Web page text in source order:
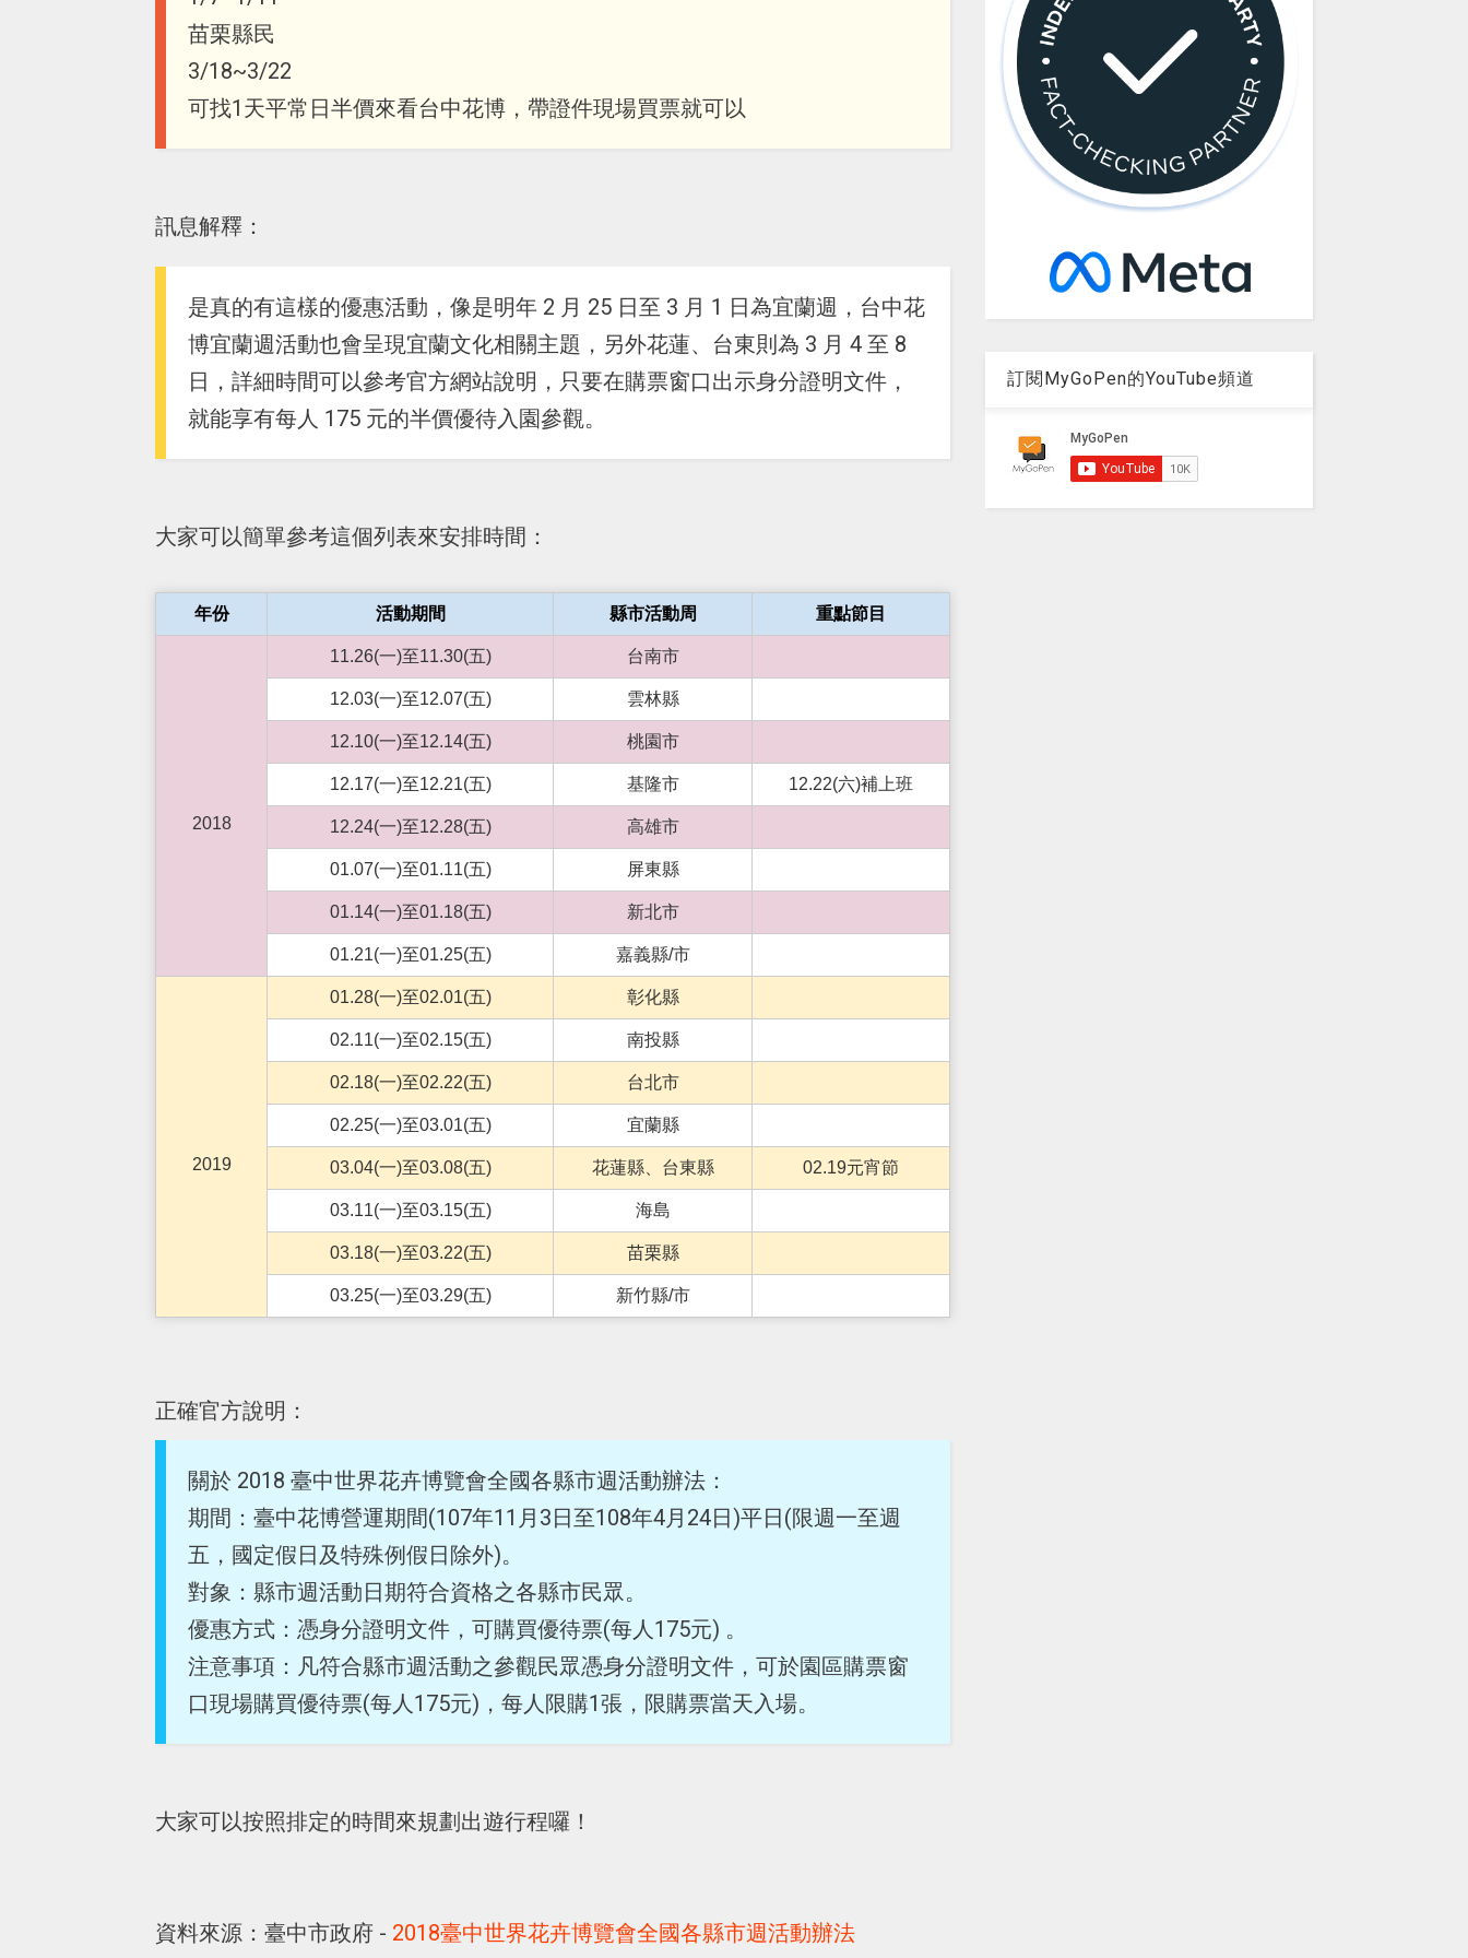
苗栗縣民
3/18~3/22
可找1天平常日半價來看台中花博，帶證件現場買票就可以
訊息解釋：
是真的有這樣的優惠活動，像是明年 2 月 25 日至 3 月 1 日為宜蘭週，台中花
博宜蘭週活動也會呈現宜蘭文化相關主題，另外花蓮、台東則為 3 月 4 至 8
日，詳細時間可以參考官方網站說明，只要在購票窗口出示身分證明文件，
就能享有每人 175 元的半價優待入園參觀。
大家可以簡單參考這個列表來安排時間：
年份 活動期間 縣市活動周 重點節目
2018
11.26(一)至11.30(五) 台南市
12.03(一)至12.07(五) 雲林縣
12.10(一)至12.14(五) 桃園市
12.17(一)至12.21(五) 基隆市 12.22(六)補上班
12.24(一)至12.28(五) 高雄市
01.07(一)至01.11(五) 屏東縣
01.14(一)至01.18(五) 新北市
01.21(一)至01.25(五) 嘉義縣/市
2019
01.28(一)至02.01(五) 彰化縣
02.11(一)至02.15(五) 南投縣
02.18(一)至02.22(五) 台北市
02.25(一)至03.01(五) 宜蘭縣
03.04(一)至03.08(五) 花蓮縣、台東縣 02.19元宵節
03.11(一)至03.15(五) 海島
03.18(一)至03.22(五) 苗栗縣
03.25(一)至03.29(五) 新竹縣/市
正確官方說明：
關於 2018 臺中世界花卉博覽會全國各縣市週活動辦法：
期間：臺中花博營運期間(107年11月3日至108年4月24日)平日(限週一至週
五，國定假日及特殊例假日除外)。
對象：縣市週活動日期符合資格之各縣市民眾。
優惠方式：憑身分證明文件，可購買優待票(每人175元) 。
注意事項：凡符合縣市週活動之參觀民眾憑身分證明文件，可於園區購票窗
口現場購買優待票(每人175元)，每人限購1張，限購票當天入場。
大家可以按照排定的時間來規劃出遊行程囉！
資料來源：臺中市政府 - 2018臺中世界花卉博覽會全國各縣市週活動辦法
訂閱MyGoPen的YouTube頻道